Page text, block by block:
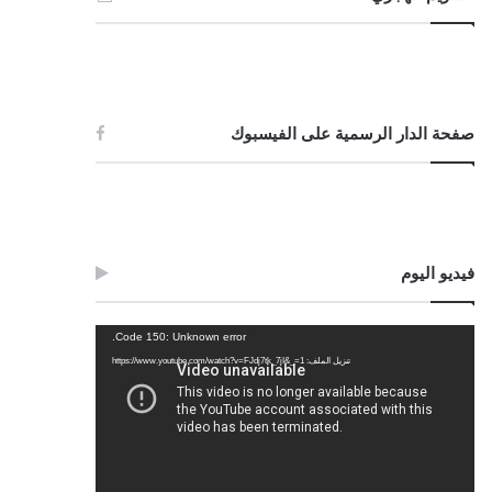
صفحة الدار الرسمية على الفيسبوك
فيديو اليوم
Code 150: Unknown error.
تنزيل الملف: https://www.youtube.com/watch?v=FJdj7tk_7jI&_=1